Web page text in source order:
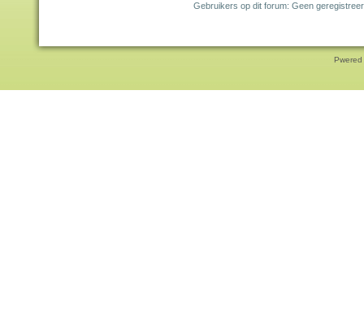
Gebruikers op dit forum: Geen